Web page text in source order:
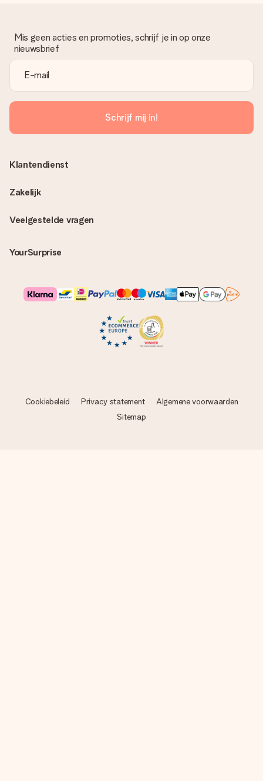
Mis geen acties en promoties, schrijf je in op onze
nieuwsbrief
Schrijf mij in!
Veelgestelde vragen
YourSurprise
Klantendienst
Zakelijk
Cookiebeleid Privacy statement
Algemene voorwaarden
Sitemap